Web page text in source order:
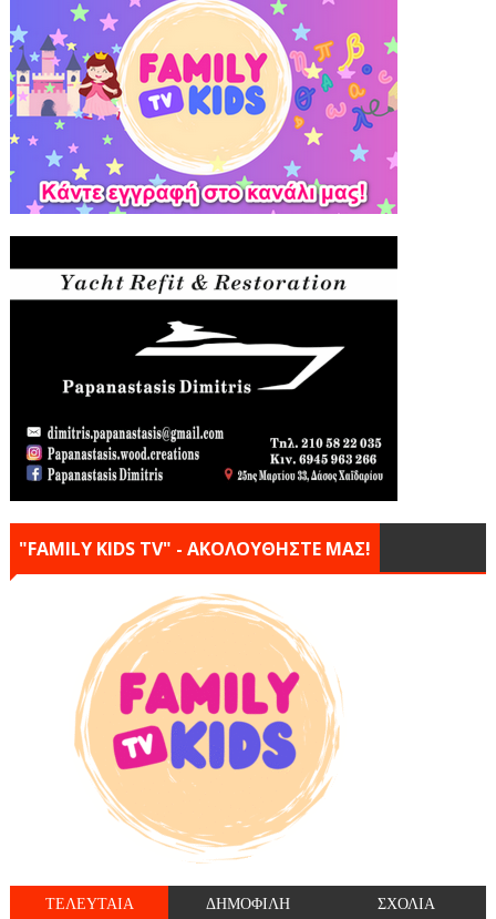
"FAMILY KIDS TV" - ΑΚΟΛΟΥΘΗΣΤΕ ΜΑΣ!
ΤΕΛΕΥΤΑΙΑ ΔΗΜΟΦΙΛΗ ΣΧΟΛΙΑ